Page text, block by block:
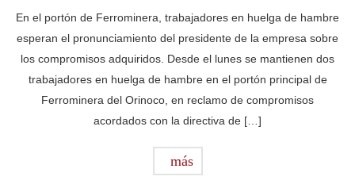
En el portón de Ferrominera, trabajadores en huelga de hambre
esperan el pronunciamiento del presidente de la empresa sobre
los compromisos adquiridos. Desde el lunes se mantienen dos
trabajadores en huelga de hambre en el portón principal de
Ferrominera del Orinoco, en reclamo de compromisos
acordados con la directiva de […]
más